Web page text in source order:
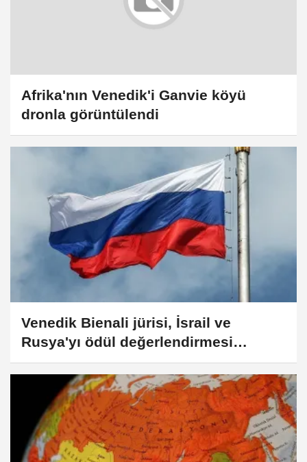
Afrika'nın Venedik'i Ganvie köyü
dronla görüntülendi
Venedik Bienali jürisi, İsrail ve
Rusya'yı ödül değerlendirmesi
dışında bırakacak